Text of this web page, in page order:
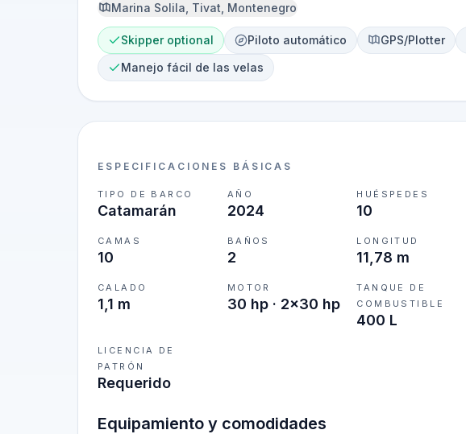
Marina Solila, Tivat, Montenegro
Skipper optional Piloto automático GPS/Plotter
Manejo fácil de las velas
ESPECIFICACIONES BÁSICAS
TIPO DE BARCO
Catamarán
AÑO
2024
HUÉSPEDES
10
CAMAS
10
BAÑOS
2
LONGITUD
11,78 m
CALADO
1,1 m
MOTOR
30 hp · 2x30 hp
TANQUE DE
COMBUSTIBLE
400 L
LICENCIA DE
PATRÓN
Requerido
Equipamiento y comodidades